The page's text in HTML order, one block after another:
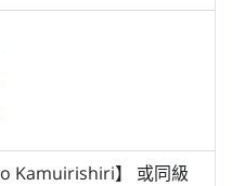
Kamuirishiri】 或同級